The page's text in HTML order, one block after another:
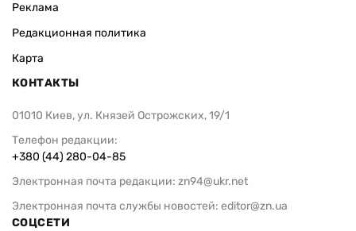
Реклама
Редакционная политика
Карта
КОНТАКТЫ
01010 Киев, ул. Князей Острожских, 19/1
Телефон редакции:
+380 (44) 280-04-85
Электронная почта редакции: zn94@ukr.net
Электронная почта службы новостей: editor@zn.ua
СОЦСЕТИ